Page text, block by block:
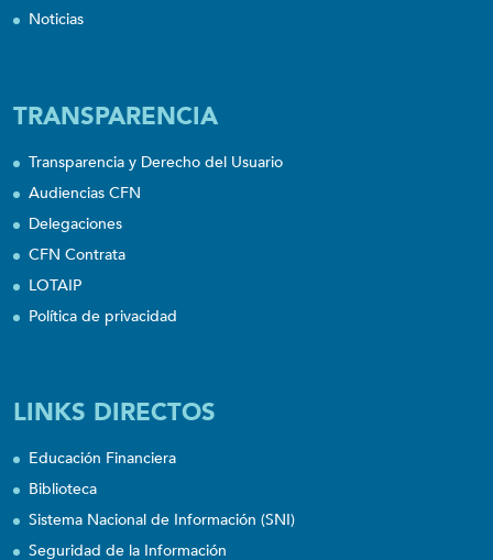
Noticias
TRANSPARENCIA
Transparencia y Derecho del Usuario
Audiencias CFN
Delegaciones
CFN Contrata
LOTAIP
Política de privacidad
LINKS DIRECTOS
Educación Financiera
Biblioteca
Sistema Nacional de Información (SNI)
Seguridad de la Información